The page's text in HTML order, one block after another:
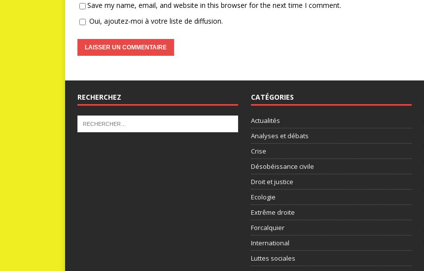
Save my name, email, and website in this browser for the next time I comment.
Oui, ajoutez-moi à votre liste de diffusion.
RECHERCHEZ CATÉGORIES
Actualités
Analyses et débats
Crise
Désobéissance civile
Droit et justice
Ecologie
Extrême droite
Forcalquier
International
Luttes sociales